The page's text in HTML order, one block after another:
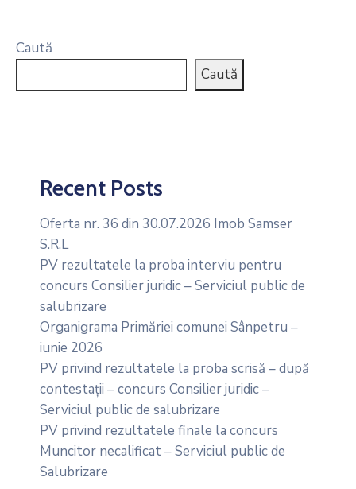
Caută
Caută
Recent Posts
Oferta nr. 36 din 30.07.2026 Imob Samser
S.R.L
PV rezultatele la proba interviu pentru
concurs Consilier juridic – Serviciul public de
salubrizare
Organigrama Primăriei comunei Sânpetru –
iunie 2026
PV privind rezultatele la proba scrisă – după
contestații – concurs Consilier juridic –
Serviciul public de salubrizare
PV privind rezultatele finale la concurs
Muncitor necalificat – Serviciul public de
Salubrizare